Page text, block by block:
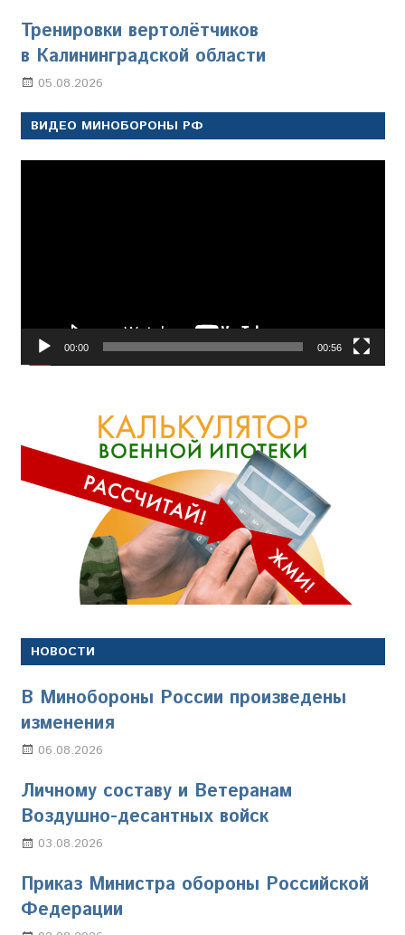
Тренировки вертолётчиков
в Калининградской области
05.08.2026
ВИДЕО МИНОБОРОНЫ РФ
00:00 00:56
НОВОСТИ
В Минобороны России произведены
изменения
06.08.2026
Личному составу и Ветеранам
Воздушно-десантных войск
03.08.2026
Приказ Министра обороны Российской
Федерации